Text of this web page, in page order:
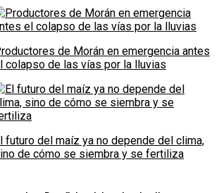
de Morán en emergencia antes
colapso de las vías por la lluvias
futuro del maíz ya no depende del clima,
de cómo se siembra y se fertiliza